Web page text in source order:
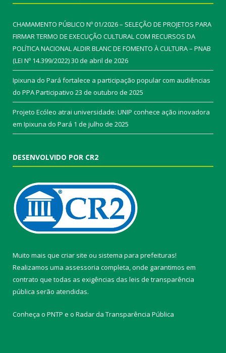
CHAMAMENTO PÚBLICO Nº 01/2026 – SELEÇÃO DE PROJETOS PARA
FIRMAR TERMO DE EXECUÇÃO CULTURAL COM RECURSOS DA
POLÍTICA NACIONAL ALDIR BLANC DE FOMENTO À CULTURA – PNAB
(LEI Nº 14.399/2022)30 de abril de 2026
Ipixuna do Pará fortalece a participação popular com audiências
do PPA Participativo 23 de outubro de 2025
Projeto Ecóleo atrai universidade: UNIP conhece ação inovadora
em Ipixuna do Pará 1 de julho de 2025
DESENVOLVIDO POR CR2
Muito mais que criar site ou sistema para prefeituras!
Realizamos uma assessoria completa, onde garantimos em
contrato que todas as exigências das leis de transparência
pública serão atendidas.
Conheça o PNTP e o Radar da Transparência Pública